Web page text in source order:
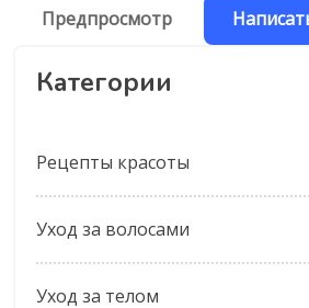
Категории
Рецепты красоты
Уход за волосами
Уход за телом